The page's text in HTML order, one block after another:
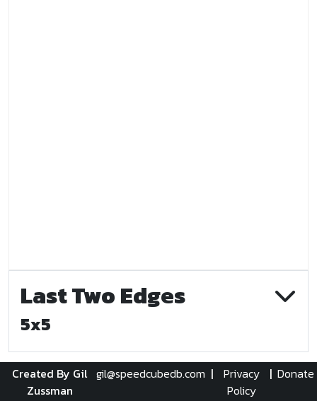
Last Two Edges
5x5
Created By Gil
Zussman
gil@speedcubedb.com |
Privacy
Policy
| Donate